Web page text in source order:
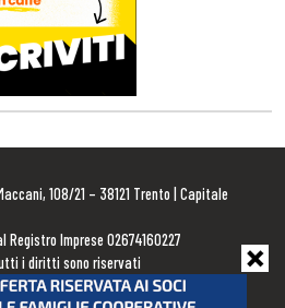
108/21 – 38121 Trento | Capitale
Registro Imprese 02674160227
i diritti sono riservati